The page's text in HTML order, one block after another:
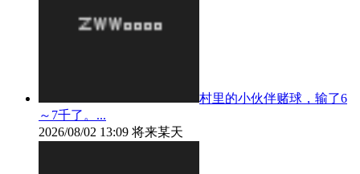
村里的小伙伴赌球，输了6
～7千了。...
2026/08/02 13:09 将来某天